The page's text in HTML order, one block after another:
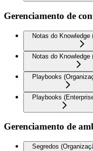
Gerenciamento de
Notas do Knowledge
Notas do Knowledge
Playbooks
Playbooks
Gerenciamento de
Segredos